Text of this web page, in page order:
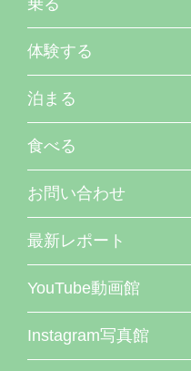
乗る
体験する
泊まる
食べる
お問い合わせ
最新レポート
YouTube動画館
Instagram写真館